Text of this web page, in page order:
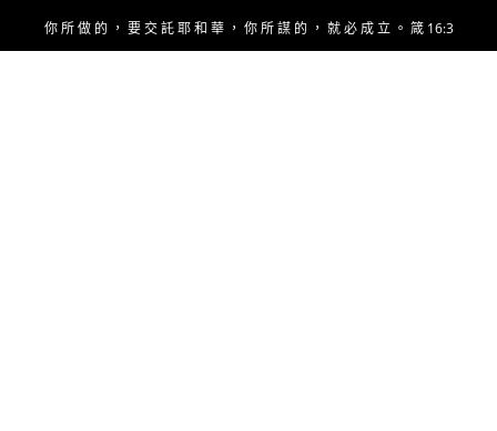
你 所 做 的 ， 要 交 託 耶 和 華 ， 你 所 謀 的 ， 就 必 成 立 。 箴 16:3